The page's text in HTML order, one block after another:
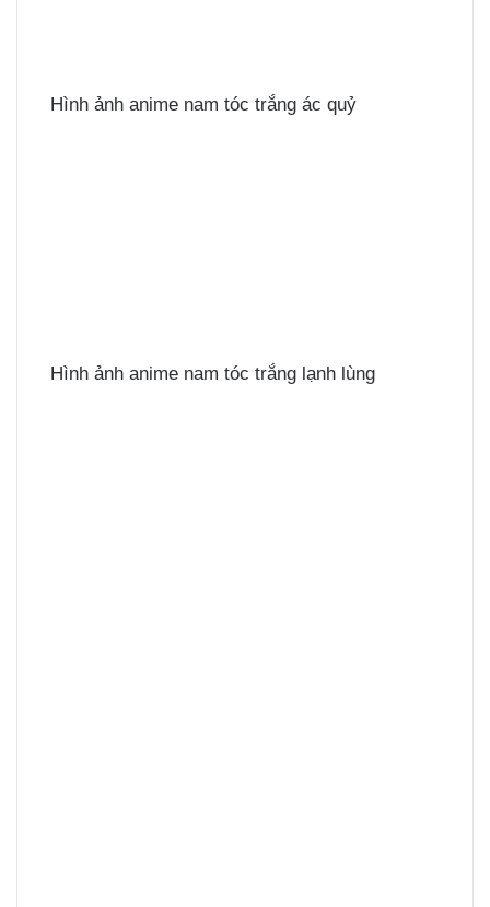
Hình ảnh anime nam tóc trắng ác quỷ
Hình ảnh anime nam tóc trắng lạnh lùng